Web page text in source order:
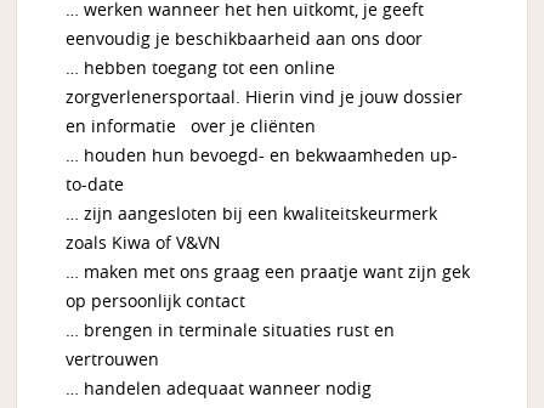
… werken wanneer het hen uitkomt, je geeft
eenvoudig je beschikbaarheid aan ons door
… hebben toegang tot een online
zorgverlenersportaal. Hierin vind je jouw dossier
en informatie over je cliënten
… houden hun bevoegd- en bekwaamheden up-
to-date
… zijn aangesloten bij een kwaliteitskeurmerk
zoals Kiwa of V&VN
… maken met ons graag een praatje want zijn gek
op persoonlijk contact
… brengen in terminale situaties rust en
vertrouwen
… handelen adequaat wanneer nodig